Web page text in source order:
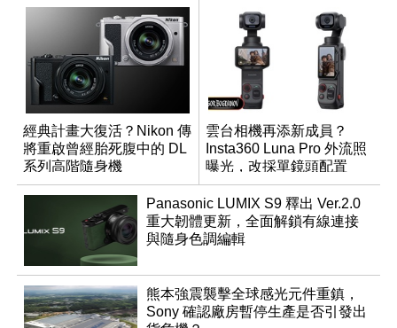
經典計畫大復活？Nikon 傳
將重啟曾經胎死腹中的 DL
系列高階隨身機
雲台相機再添新成員？
Insta360 Luna Pro 外流照
曝光，改採單鏡頭配置
Panasonic LUMIX S9 釋出 Ver.2.0
重大韌體更新，全面解鎖有線連接
與隨身色調編輯
熊本強震襲擊全球感光元件重鎮，
Sony 確認廠房暫停生產是否引發出